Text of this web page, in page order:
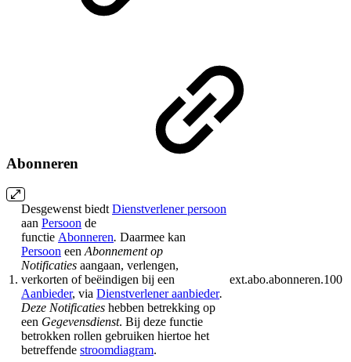
Abonneren
1.
Desgewenst biedt Dienstverlener persoon
aan Persoon de
functie Abonneren. Daarmee kan
Persoon een Abonnement op
Notificaties aangaan, verlengen,
verkorten of beëindigen bij een
Aanbieder, via Dienstverlener aanbieder.
Deze Notificaties hebben betrekking op
een Gegevensdienst. Bij deze functie
betrokken rollen gebruiken hiertoe het
betreffende stroomdiagram.
ext.abo.abonneren.100